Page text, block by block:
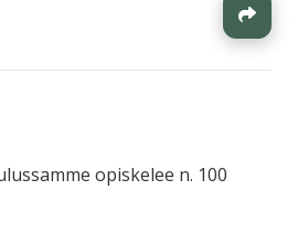
opiskelee n. 100